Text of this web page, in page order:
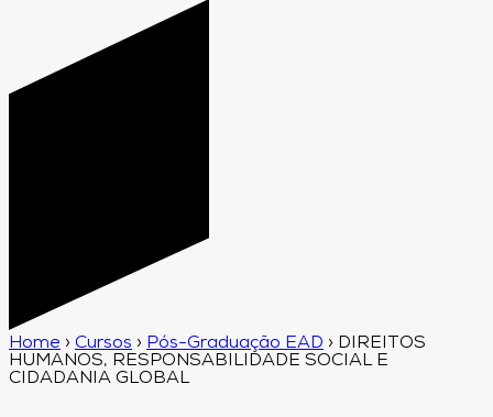
Home › Cursos › Pós-Graduação EAD › DIREITOS
HUMANOS, RESPONSABILIDADE SOCIAL E
CIDADANIA GLOBAL